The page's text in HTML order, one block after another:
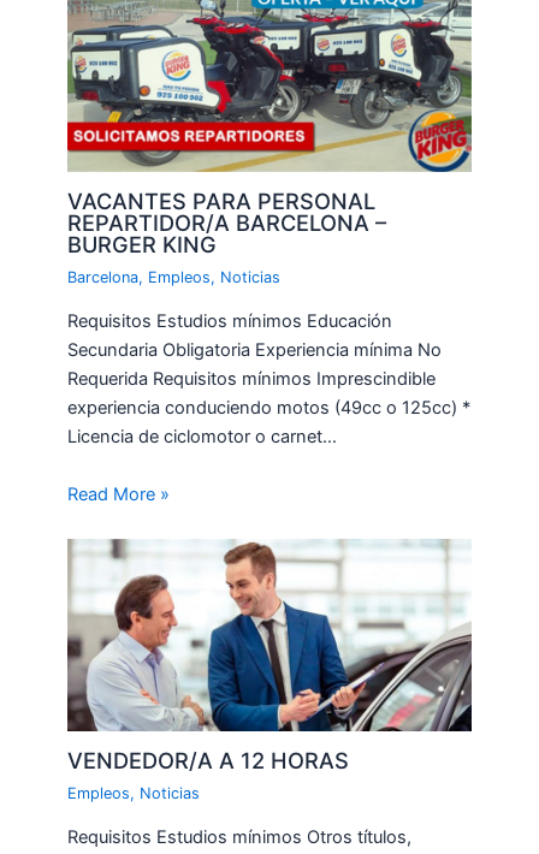
VACANTES PARA PERSONAL
REPARTIDOR/A BARCELONA –
BURGER KING
Barcelona, Empleos, Noticias
Requisitos Estudios mínimos Educación
Secundaria Obligatoria Experiencia mínima No
Requerida Requisitos mínimos Imprescindible
experiencia conduciendo motos (49cc o 125cc) *
Licencia de ciclomotor o carnet…
Read More »
VENDEDOR/A A 12 HORAS
Empleos, Noticias
Requisitos Estudios mínimos Otros títulos,